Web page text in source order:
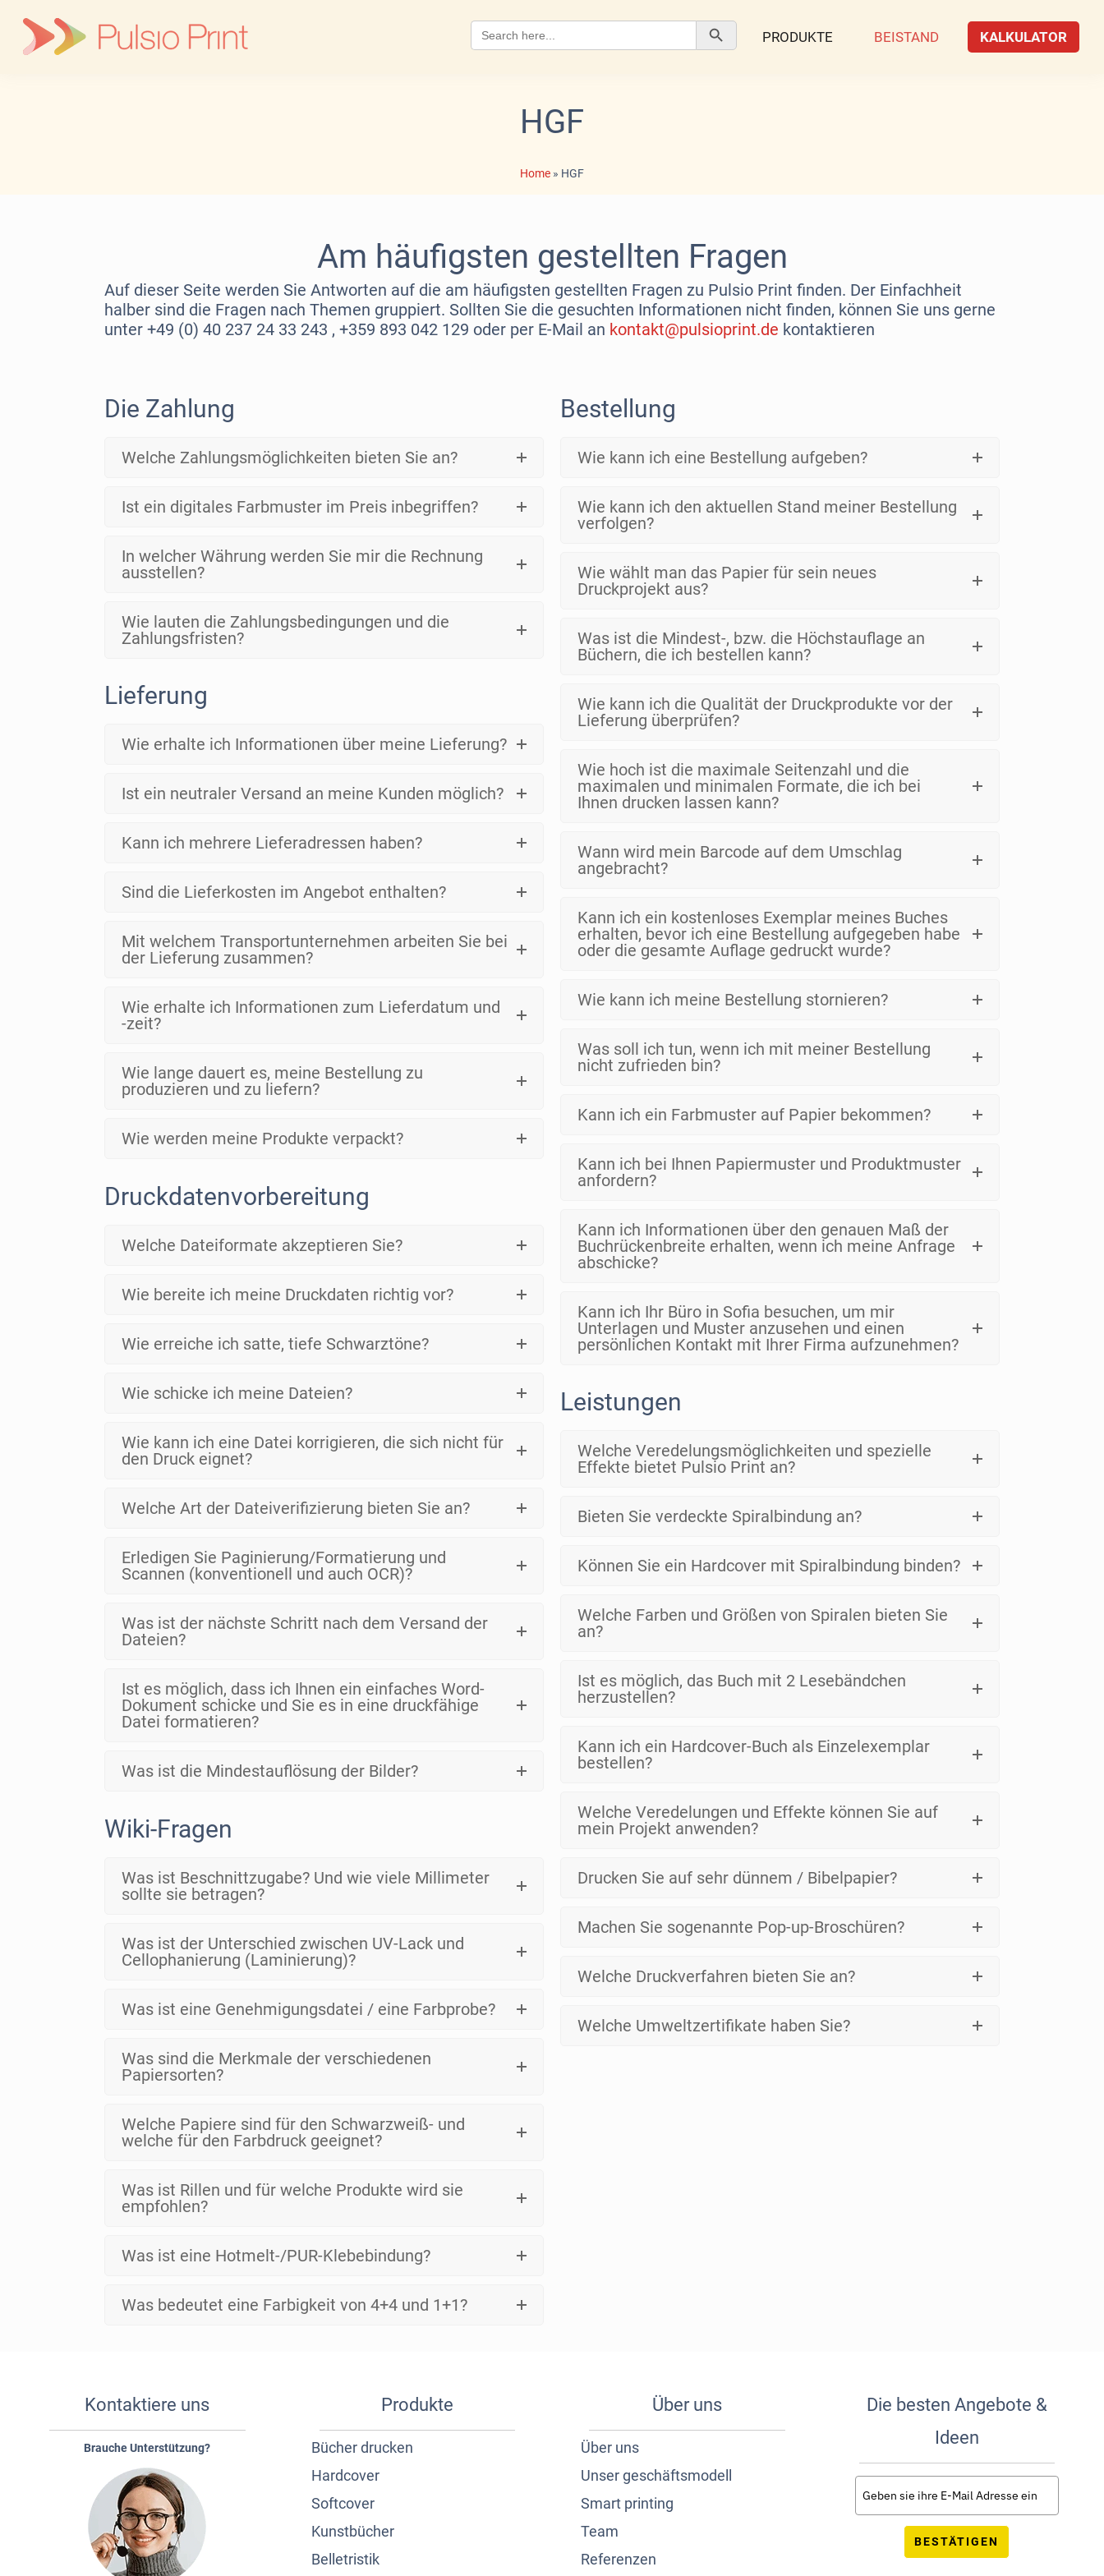
content
Search Button
PRODUKTE BEISTAND KALKULATOR
HGF
Home » HGF
Am häufigsten gestellten Fragen
Auf dieser Seite werden Sie Antworten auf die am häufigsten gestellten Fragen zu Pulsio Print finden. Der Einfachheit
halber sind die Fragen nach Themen gruppiert. Sollten Sie die gesuchten Informationen nicht finden, können Sie uns gerne
unter +49 (0) 40 237 24 33 243 , +359 893 042 129 oder per E-Mail an kontakt@pulsioprint.de kontaktieren
Die Zahlung
Welche Zahlungsmöglichkeiten bieten Sie an?
Ist ein digitales Farbmuster im Preis inbegriffen?
In welcher Währung werden Sie mir die Rechnung
ausstellen?
Wie lauten die Zahlungsbedingungen und die
Zahlungsfristen?
Lieferung
Wie erhalte ich Informationen über meine Lieferung?
Ist ein neutraler Versand an meine Kunden möglich?
Kann ich mehrere Lieferadressen haben?
Sind die Lieferkosten im Angebot enthalten?
Mit welchem Transportunternehmen arbeiten Sie bei
der Lieferung zusammen?
Wie erhalte ich Informationen zum Lieferdatum und
-zeit?
Wie lange dauert es, meine Bestellung zu
produzieren und zu liefern?
Wie werden meine Produkte verpackt?
Druckdatenvorbereitung
Welche Dateiformate akzeptieren Sie?
Wie bereite ich meine Druckdaten richtig vor?
Wie erreiche ich satte, tiefe Schwarztöne?
Wie schicke ich meine Dateien?
Wie kann ich eine Datei korrigieren, die sich nicht für
den Druck eignet?
Welche Art der Dateiverifizierung bieten Sie an?
Erledigen Sie Paginierung/Formatierung und
Scannen (konventionell und auch OCR)?
Was ist der nächste Schritt nach dem Versand der
Dateien?
Ist es möglich, dass ich Ihnen ein einfaches Word-
Dokument schicke und Sie es in eine druckfähige
Datei formatieren?
Was ist die Mindestauflösung der Bilder?
Wiki-Fragen
Was ist Beschnittzugabe? Und wie viele Millimeter
sollte sie betragen?
Was ist der Unterschied zwischen UV-Lack und
Cellophanierung (Laminierung)?
Was ist eine Genehmigungsdatei / eine Farbprobe?
Was sind die Merkmale der verschiedenen
Papiersorten?
Welche Papiere sind für den Schwarzweiß- und
welche für den Farbdruck geeignet?
Was ist Rillen und für welche Produkte wird sie
empfohlen?
Was ist eine Hotmelt-/PUR-Klebebindung?
Was bedeutet eine Farbigkeit von 4+4 und 1+1?
Bestellung
Wie kann ich eine Bestellung aufgeben?
Wie kann ich den aktuellen Stand meiner Bestellung
verfolgen?
Wie wählt man das Papier für sein neues
Druckprojekt aus?
Was ist die Mindest-, bzw. die Höchstauflage an
Büchern, die ich bestellen kann?
Wie kann ich die Qualität der Druckprodukte vor der
Lieferung überprüfen?
Wie hoch ist die maximale Seitenzahl und die
maximalen und minimalen Formate, die ich bei
Ihnen drucken lassen kann?
Wann wird mein Barcode auf dem Umschlag
angebracht?
Kann ich ein kostenloses Exemplar meines Buches
erhalten, bevor ich eine Bestellung aufgegeben habe
oder die gesamte Auflage gedruckt wurde?
Wie kann ich meine Bestellung stornieren?
Was soll ich tun, wenn ich mit meiner Bestellung
nicht zufrieden bin?
Kann ich ein Farbmuster auf Papier bekommen?
Kann ich bei Ihnen Papiermuster und Produktmuster
anfordern?
Kann ich Informationen über den genauen Maß der
Buchrückenbreite erhalten, wenn ich meine Anfrage
abschicke?
Kann ich Ihr Büro in Sofia besuchen, um mir
Unterlagen und Muster anzusehen und einen
persönlichen Kontakt mit Ihrer Firma aufzunehmen?
Leistungen
Welche Veredelungsmöglichkeiten und spezielle
Effekte bietet Pulsio Print an?
Bieten Sie verdeckte Spiralbindung an?
Können Sie ein Hardcover mit Spiralbindung binden?
Welche Farben und Größen von Spiralen bieten Sie
an?
Ist es möglich, das Buch mit 2 Lesebändchen
herzustellen?
Kann ich ein Hardcover-Buch als Einzelexemplar
bestellen?
Welche Veredelungen und Effekte können Sie auf
mein Projekt anwenden?
Drucken Sie auf sehr dünnem / Bibelpapier?
Machen Sie sogenannte Pop-up-Broschüren?
Welche Druckverfahren bieten Sie an?
Welche Umweltzertifikate haben Sie?
Kontaktiere uns
Brauche Unterstützung?
Produkte
Bücher drucken
Hardcover
Softcover
Kunstbücher
Belletristik
Über uns
Über uns
Unser geschäftsmodell
Smart printing
Team
Referenzen
Die besten Angebote &
Ideen
BESTÄTIGEN